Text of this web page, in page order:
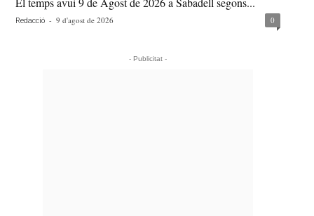
Redacció - 9 d'agost de 2026 0
- Publicitat -